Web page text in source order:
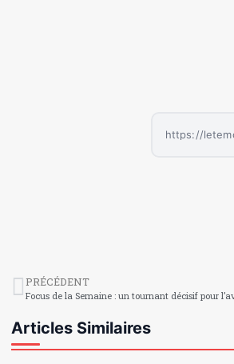
PRÉCÉDENT
Focus de la Semaine : un tournant décisif pour
Articles Similaires